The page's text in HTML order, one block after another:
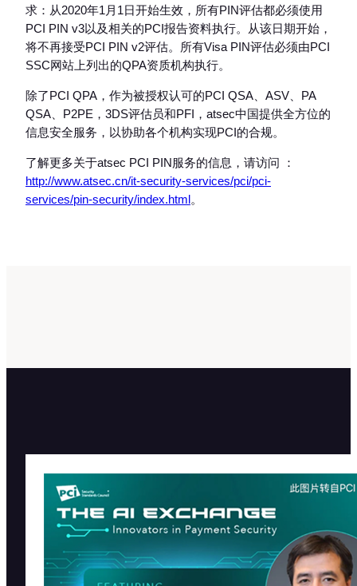
求：从2020年1月1日开始生效，所有PIN评估都必须使用
PCI PIN v3以及相关的PCI报告资料执行。从该日期开始，
将不再接受PCI PIN v2评估。所有Visa PIN评估必须由PCI
SSC网站上列出的QPA资质机构执行。
除了PCI QPA，作为被授权认可的PCI QSA、ASV、PA
QSA、P2PE，3DS评估员和PFI，atsec中国提供全方位的
信息安全服务，以协助各个机构实现PCI的合规。
了解更多关于atsec PCI PIN服务的信息，请访问 ：
http://www.atsec.cn/it-security-services/pci/pci-
services/pin-security/index.html 。